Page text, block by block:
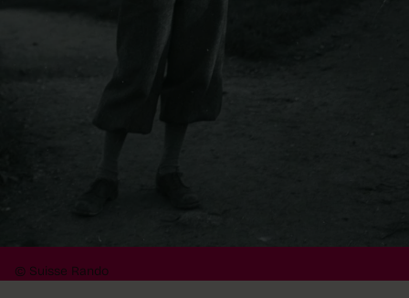
© Suisse Rando